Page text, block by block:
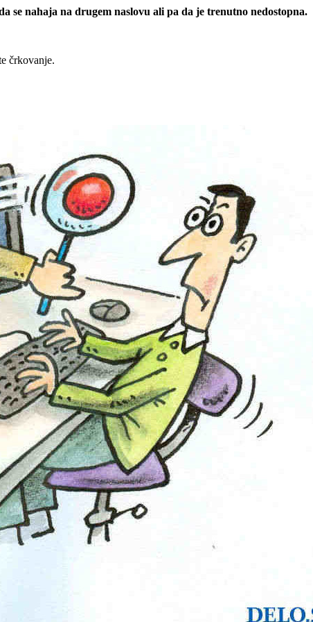
se nahaja na drugem naslovu ali pa da je trenutno nedostopna.
črkovanje.